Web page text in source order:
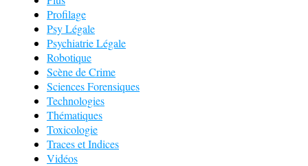
Profilage
Psy Légale
Psychiatrie Légale
Robotique
Scène de Crime
Sciences Forensiques
Technologies
Thématiques
Toxicologie
Traces et Indices
Vidéos